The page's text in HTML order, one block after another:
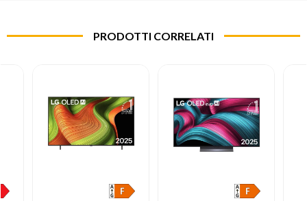
PRODOTTI CORRELATI